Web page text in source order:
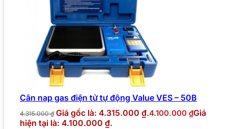
Cân nạp gas điện tử tự động Value VES – 50B
4.315.000₫ Giá gốc là: 4.315.000 ₫.4.100.000 ₫Giá
hiện tại là: 4.100.000 ₫.